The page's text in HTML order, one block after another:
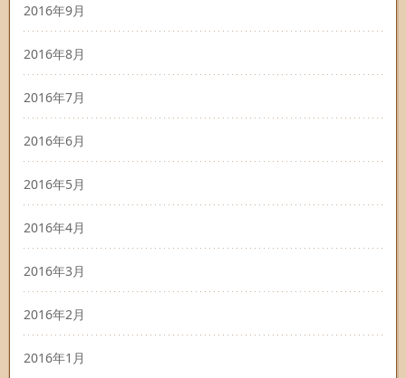
2016年9月
2016年8月
2016年7月
2016年6月
2016年5月
2016年4月
2016年3月
2016年2月
2016年1月